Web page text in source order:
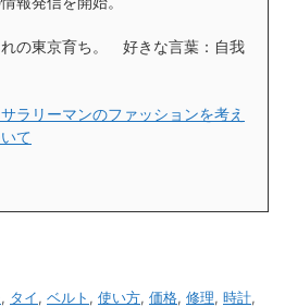
の東京育ち。 好きな言葉：自我
サラリーマンのファッションを考え
て
, タイ, ベルト , 使い方, 価格, 修理, 時計,